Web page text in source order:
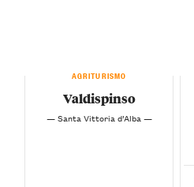
AGRITURISMO
Valdispinso
— Santa Vittoria d’Alba —